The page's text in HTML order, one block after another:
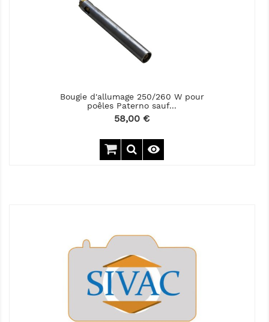
Bougie d'allumage 250/260 W pour
poêles Paterno sauf...
Prix
58,00 €
